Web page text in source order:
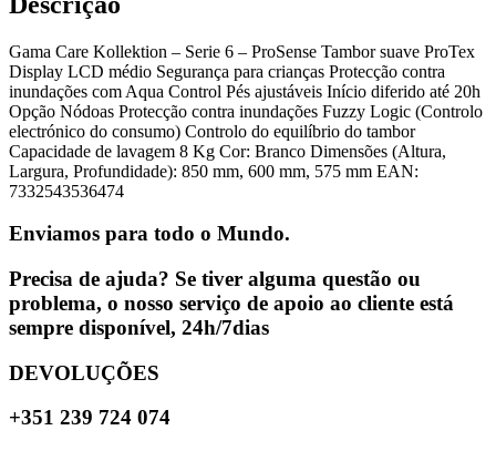
Gama Care Kollektion – Serie 6 – ProSense Tambor suave ProTex
Display LCD médio Segurança para crianças Protecção contra
inundações com Aqua Control Pés ajustáveis Início diferido até 20h
Opção Nódoas Protecção contra inundações Fuzzy Logic (Controlo
electrónico do consumo) Controlo do equilíbrio do tambor
Capacidade de lavagem 8 Kg Cor: Branco Dimensões (Altura,
Largura, Profundidade): 850 mm, 600 mm, 575 mm EAN:
7332543536474
Enviamos para todo o Mundo.
Precisa de ajuda? Se tiver alguma questão ou
problema, o nosso serviço de apoio ao cliente está
sempre disponível, 24h/7dias
DEVOLUÇÕES
+351 239 724 074